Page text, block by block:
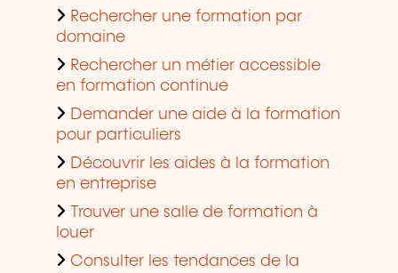
Rechercher une formation par
domaine
Rechercher un métier accessible
en formation continue
Demander une aide à la formation
pour particuliers
Découvrir les aides à la formation
en entreprise
Trouver une salle de formation à
louer
Consulter les tendances de la